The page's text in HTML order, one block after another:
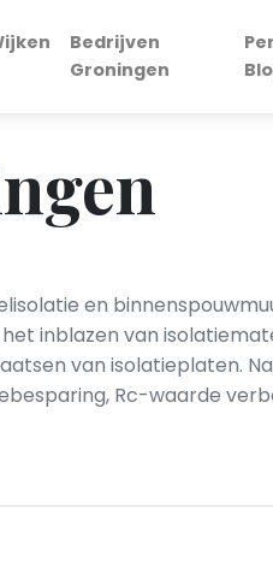
Bedrijven
Groningen
en
inblazen van
van isolatieplaten.
Rc-waarde